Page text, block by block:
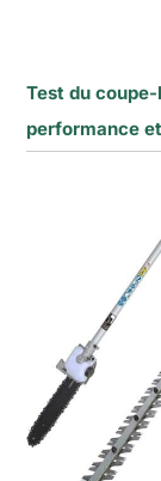
Test du
performance